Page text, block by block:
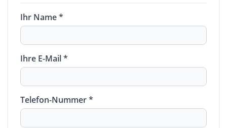
Ihr Name *
Ihre E-Mail *
Telefon-Nummer *